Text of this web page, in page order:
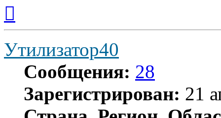
началу
Утилизатор40
Сообщения: 28
Зарегистрирован: 21